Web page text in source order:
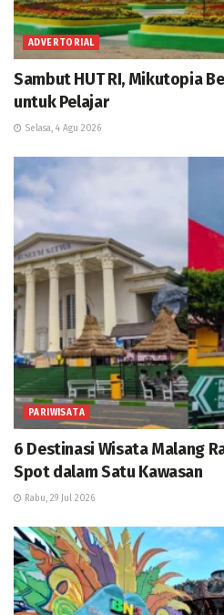
ADVERTORIAL
Sambut HUT RI, Mikutopia
untuk Pelajar
Selasa, 4 Agu 2026
PARIWISATA
6 Destinasi Wisata Malang
Spot dalam Satu Kawasan
Rabu, 29 Jul 2026